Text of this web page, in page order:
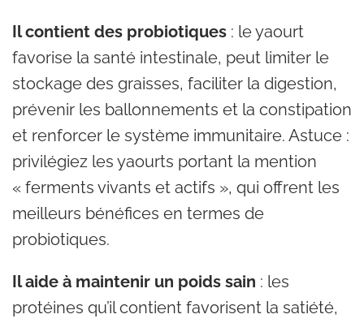
Il contient des probiotiques : le yaourt
favorise la santé intestinale, peut limiter le
stockage des graisses, faciliter la digestion,
prévenir les ballonnements et la constipation
et renforcer le système immunitaire. Astuce :
privilégiez les yaourts portant la mention
« ferments vivants et actifs », qui offrent les
meilleurs bénéfices en termes de
probiotiques.
Il aide à maintenir un poids sain : les
protéines qu’il contient favorisent la satiété,